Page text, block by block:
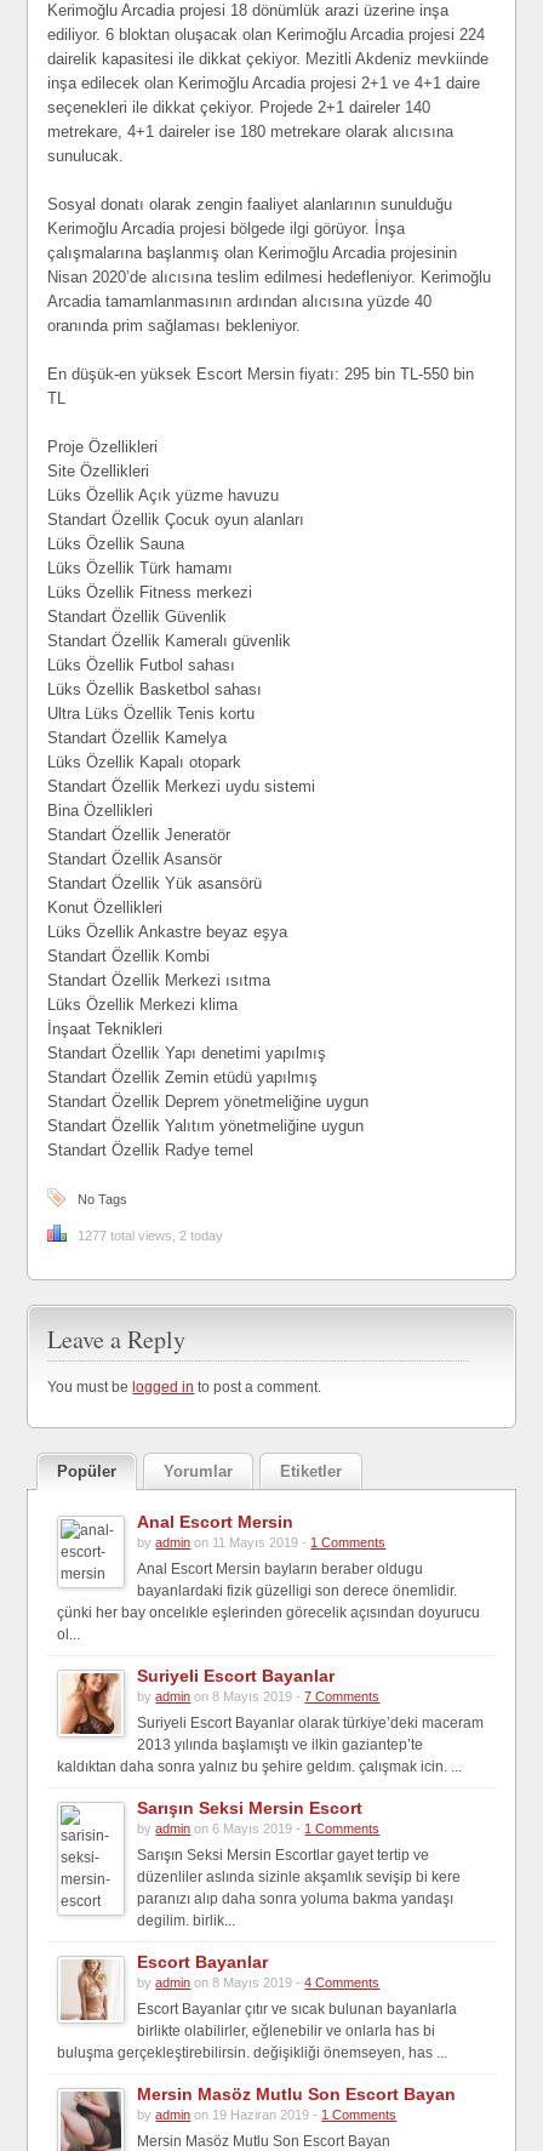
Kerimoğlu Arcadia projesi 18 dönümlük arazi üzerine inşa
ediliyor. 6 bloktan oluşacak olan Kerimoğlu Arcadia projesi 224
dairelik kapasitesi ile dikkat çekiyor. Mezitli Akdeniz mevkiinde
inşa edilecek olan Kerimoğlu Arcadia projesi 2+1 ve 4+1 daire
seçenekleri ile dikkat çekiyor. Projede 2+1 daireler 140
metrekare, 4+1 daireler ise 180 metrekare olarak alıcısına
sunulucak.
Sosyal donatı olarak zengin faaliyet alanlarının sunulduğu
Kerimoğlu Arcadia projesi bölgede ilgi görüyor. İnşa
çalışmalarına başlanmış olan Kerimoğlu Arcadia projesinin
Nisan 2020’de alıcısına teslim edilmesi hedefleniyor. Kerimoğlu
Arcadia tamamlanmasının ardından alıcısına yüzde 40
oranında prim sağlaması bekleniyor.
En düşük-en yüksek Escort Mersin fiyatı: 295 bin TL-550 bin
TL
Proje Özellikleri
Site Özellikleri
Lüks Özellik Açık yüzme havuzu
Standart Özellik Çocuk oyun alanları
Lüks Özellik Sauna
Lüks Özellik Türk hamamı
Lüks Özellik Fitness merkezi
Standart Özellik Güvenlik
Standart Özellik Kameralı güvenlik
Lüks Özellik Futbol sahası
Lüks Özellik Basketbol sahası
Ultra Lüks Özellik Tenis kortu
Standart Özellik Kamelya
Lüks Özellik Kapalı otopark
Standart Özellik Merkezi uydu sistemi
Bina Özellikleri
Standart Özellik Jeneratör
Standart Özellik Asansör
Standart Özellik Yük asansörü
Konut Özellikleri
Lüks Özellik Ankastre beyaz eşya
Standart Özellik Kombi
Standart Özellik Merkezi ısıtma
Lüks Özellik Merkezi klima
İnşaat Teknikleri
Standart Özellik Yapı denetimi yapılmış
Standart Özellik Zemin etüdü yapılmış
Standart Özellik Deprem yönetmeliğine uygun
Standart Özellik Yalıtım yönetmeliğine uygun
Standart Özellik Radye temel
No Tags
1277 total views, 2 today
Leave a Reply
You must belogged in to post a comment.
Popüler Yorumlar Etiketler
Anal Escort Mersin
byadmin on 11 Mayıs 2019 - 1 Comments
Anal Escort Mersin bayların beraber oldugu
bayanlardaki fizik güzelligi son derece önemlidir.
çünki her bay oncelıkle eşlerinden görecelik açısından doyurucu
ol...
Suriyeli Escort Bayanlar
byadmin on 8 Mayıs 2019 -7 Comments
Suriyeli Escort Bayanlar olarak türkiye’deki maceram
2013 yılında başlamıştı ve ilkin gaziantep’te
kaldıktan daha sonra yalnız bu şehire geldım. çalışmak icin. ...
Sarışın Seksi Mersin Escort
byadmin on 6 Mayıs 2019 - 1 Comments
Sarışın Seksi Mersin Escortlar gayet tertip ve
düzenliler aslında sizinle akşamlık sevişip bi kere
paranızı alıp daha sonra yoluma bakma yandaşı
degilim. birlik...
Escort Bayanlar
byadmin on 8 Mayıs 2019 -4 Comments
Escort Bayanlar çıtır ve sıcak bulunan bayanlarla
birlikte olabilirler, eğlenebilir ve onlarla has bi
buluşma gerçekleştirebilirsin. değişikliği önemseyen, has ...
Mersin Masöz Mutlu Son Escort Bayan
byadmin on 19 Haziran 2019 - 1 Comments
Mersin Masöz Mutlu Son Escort Bayan